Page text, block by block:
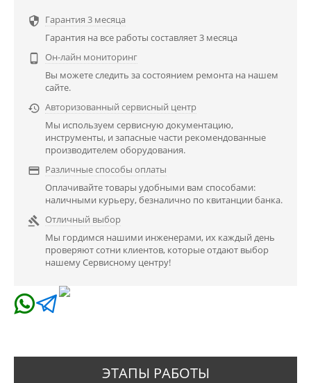
 Гарантия 3 месяца
Гарантия на все работы составляет 3 месяца

Он-лайн мониторинг
Вы можете следить за состоянием ремонта на нашем
сайте.
 Авторизованный сервисный центр
Мы используем сервисную документацию,
инструменты, и запасные части рекомендованные
производителем оборудования.
 Различные способы оплаты
Оплачивайте товары удобными вам способами:
наличными курьеру, безналично по квитанции банка.
 Отличный выбор
Мы гордимся нашими инженерами, их каждый день
проверяют сотни клиентов, которые отдают выбор
нашему Сервисному центру!
ЭТАПЫ РАБОТЫ